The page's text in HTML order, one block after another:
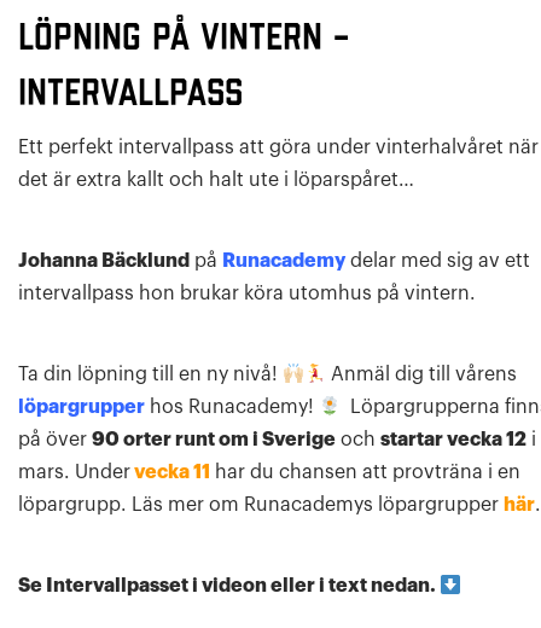
Löpning på vintern –
Intervallpass
Ett perfekt intervallpass att göra under vinterhalvåret när
det är extra kallt och halt ute i löparspåret…
Johanna Bäcklund på Runacademydelar med sig av ett
intervallpass hon brukar köra utomhus på vintern.
Ta din löpning till en ny nivå!
Anmäl dig till vårens
löpargrupper hos Runacademy!
Löpargrupperna
på över 90 orter runt om i Sverige och startar vecka 12 i
mars. Undervecka 11
har du chansen att provträna i en
löpargrupp. Läs mer om Runacademys löpargrupper här.
Se Intervallpasset i videon eller i text nedan.